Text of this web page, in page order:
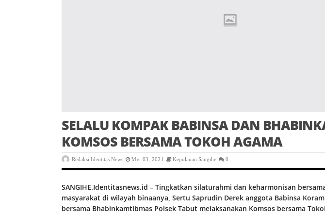
SELALU KOMPAK BABINSA DAN
KOMSOS BERSAMA TOKOH AGAMA
Redaksi Identitas News Mei 03, 2021 Kepulauan Sangihe 0
SANGIHE.Identitasnews.id – Tingkatkan silaturahmi dan keharmonisan
masyarakat di wilayah binaanya, Sertu Saprudin Derek anggota Babinsa
bersama Bhabinkamtibmas Polsek Tabut melaksanakan Komsos bersama